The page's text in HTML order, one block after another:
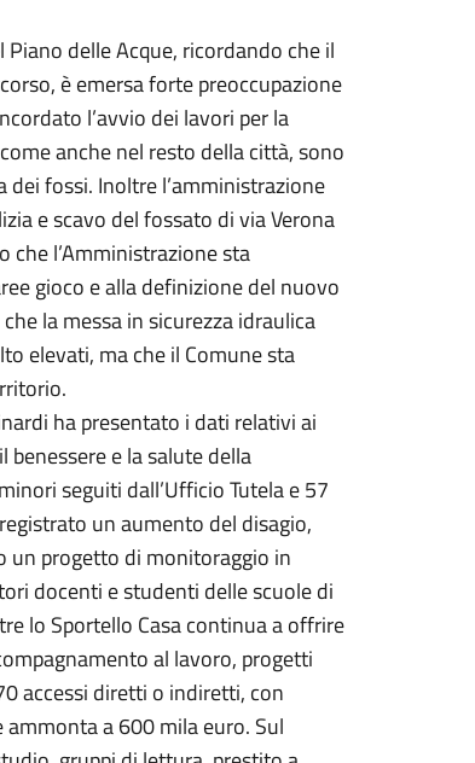
Piano delle Acque, ricordando che il
è emersa forte preoccupazione
l’avvio dei lavori per la
anche nel resto della città, sono
fossi. Inoltre l’amministrazione
e scavo del fossato di via Verona
che l’Amministrazione sta
gioco e alla definizione del nuovo
la messa in sicurezza idraulica
elevati, ma che il Comune sta
ha presentato i dati relativi ai
benessere e la salute della
seguiti dall’Ufficio Tutela e 57
un aumento del disagio,
un progetto di monitoraggio in
docenti e studenti delle scuole di
lo Sportello Casa continua a offrire
al lavoro, progetti
accessi diretti o indiretti, con
a 600 mila euro. Sul